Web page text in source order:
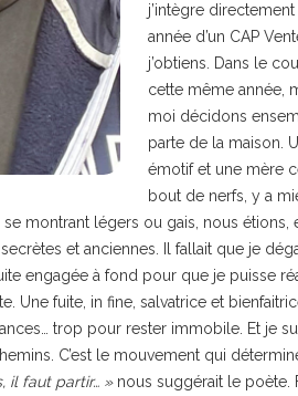
j’intègre
année d’un CAP
j’obtiens. Dans le
cette même année,
moi décidons
parte de la maison.
émotif et une mère
bout de nerfs, y a
montrant légers ou gais, nous étions,
et anciennes. Il fallait que je
engagée à fond pour que je puisse
Une fuite, in fine, salvatrice et
trop pour rester immobile. Et je
C’est le mouvement qui
il faut partir… »nous suggérait le poète.